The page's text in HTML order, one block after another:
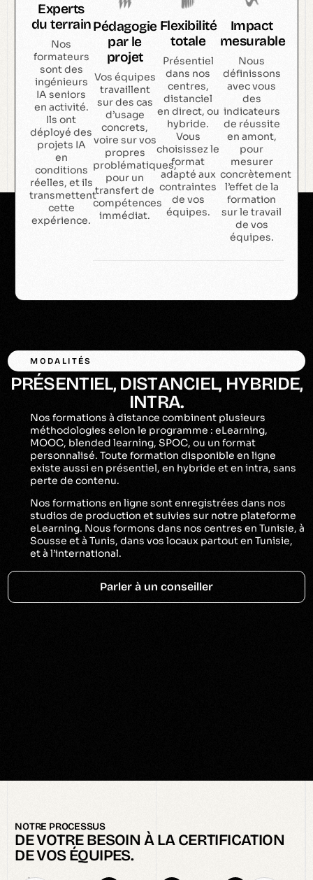
Experts
du terrain
Nos
formateurs
sont des
ingénieurs
IA seniors
en activité.
Ils ont
déployé des
projets IA
en
conditions
réelles, et ils
transmettent
cette
expérience.
Pédagogie
par le
projet
Vos équipes
travaillent
sur des cas
d’usage
concrets,
voire sur vos
propres
problématiques,
pour un
transfert de
compétences
immédiat.
Flexibilité
totale
Présentiel
dans nos
centres,
distanciel
en direct, ou
hybride.
Vous
choisissez le
format
adapté aux
contraintes
de vos
équipes.
Impact
mesurable
Nous
définissons
avec vous
des
indicateurs
de réussite
en amont,
pour
mesurer
concrètement
l’effet de la
formation
sur le travail
de vos
équipes.
MODALITÉS
PRÉSENTIEL, DISTANCIEL, HYBRIDE,
INTRA.
Nos formations à distance combinent plusieurs
méthodologies selon le programme : eLearning,
MOOC, blended learning, SPOC, ou un format
personnalisé. Toute formation disponible en ligne
existe aussi en présentiel, en hybride et en intra, sans
perte de contenu.
Nos formations en ligne sont enregistrées dans nos
studios de production et suivies sur notre plateforme
eLearning. Nous formons dans nos centres en Tunisie, à
Sousse et à Tunis, dans vos locaux partout en Tunisie,
et à l’international.
Parler à un conseiller
NOTRE PROCESSUS
DE VOTRE BESOIN À LA CERTIFICATION
DE VOS ÉQUIPES.